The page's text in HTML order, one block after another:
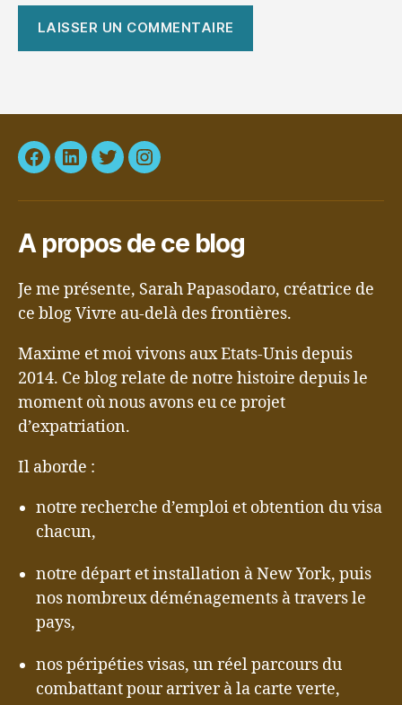
Facebook
LinkedInTwitterInstagram
A propos de ce blog
Je me présente, Sarah Papasodaro, créatrice de
ce blog Vivre au-delà des frontières.
Maxime et moi vivons aux Etats-Unis depuis
2014. Ce blog relate de notre histoire depuis le
moment où nous avons eu ce projet
d’expatriation.
Il aborde :
notre recherche d’emploi et obtention du visa
chacun,
notre départ et installation à New York, puis
nos nombreux déménagements à travers le
pays,
nos péripéties visas, un réel parcours du
combattant pour arriver à la carte verte,